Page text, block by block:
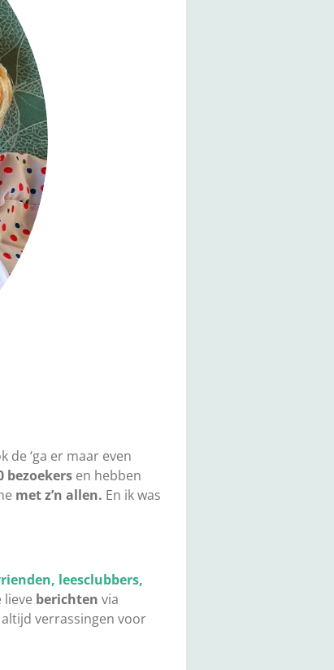
de ‘ga er maar even
bezoekers en hebben
met z’n allen. En ik was
leesclubbers,
berichten via
verrassingen voor